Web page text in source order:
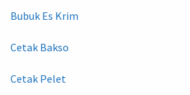
Bubuk Es Krim
Cetak Bakso
Cetak Pelet